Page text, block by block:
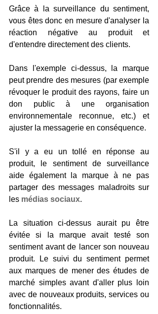
Grâce à la surveillance du sentiment,
vous êtes donc en mesure d'analyser la
réaction négative au produit et
d'entendre directement des clients.
Dans l'exemple ci-dessus, la marque
peut prendre des mesures (par exemple
révoquer le produit des rayons, faire un
don public à une organisation
environnementale reconnue, etc.) et
ajuster la messagerie en conséquence.
S'il y a eu un tollé en réponse au
produit, le sentiment de surveillance
aide également la marque à ne pas
partager des messages maladroits sur
les médias sociaux.
La situation ci-dessus aurait pu être
évitée si la marque avait testé son
sentiment avant de lancer son nouveau
produit. Le suivi du sentiment permet
aux marques de mener des études de
marché simples avant d'aller plus loin
avec de nouveaux produits, services ou
fonctionnalités.